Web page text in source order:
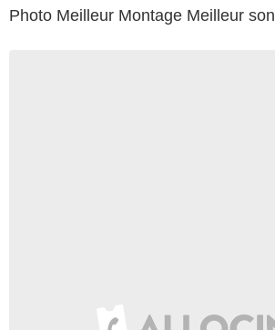
Photo Meilleur Montage Meilleur son